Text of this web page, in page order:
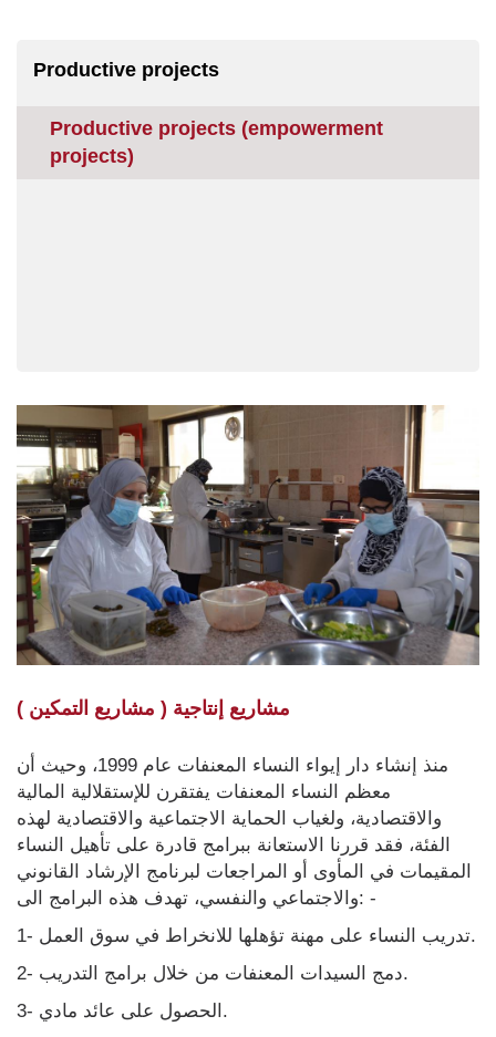
Productive projects
Productive projects (empowerment
projects)
مشاريع إنتاجية ( مشاريع التمكين )
منذ إنشاء دار إيواء النساء المعنفات عام 1999، وحيث أن
معظم النساء المعنفات يفتقرن للإستقلالية المالية
والاقتصادية، ولغياب الحماية الاجتماعية والاقتصادية لهذه
الفئة، فقد قررنا الاستعانة ببرامج قادرة على تأهيل النساء
المقيمات في المأوى أو المراجعات لبرنامج الإرشاد القانوني
والاجتماعي والنفسي، تهدف هذه البرامج الى: -
1- تدريب النساء على مهنة تؤهلها للانخراط في سوق العمل.
2- دمج السيدات المعنفات من خلال برامج التدريب.
3- الحصول على عائد مادي.